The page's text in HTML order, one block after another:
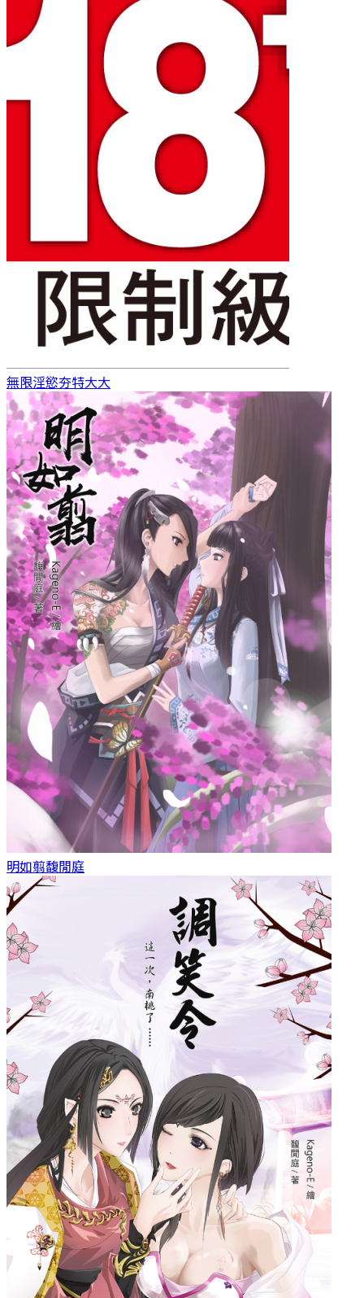
無限淫慾夯特大大
明如翦馥閒庭